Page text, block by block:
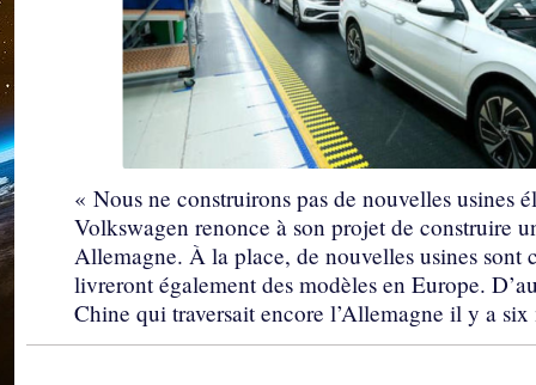
« Nous ne construirons pas de nouvelles usines
Volkswagen renonce à son projet de construire
Allemagne. À la place, de nouvelles usines sont
livreront également des modèles en Europe.
Chine qui traversait encore l’Allemagne il y a six